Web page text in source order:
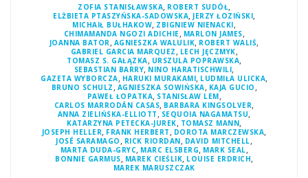
ZOFIA STANISŁAWSKA, ROBERT SUDÓŁ,
ELŻBIETA PTASZYŃSKA-SADOWSKA, JERZY ŁOZIŃSKI,
MICHAIŁ BUŁHAKOW, ZBIGNIEW NIENACKI,
CHIMAMANDA NGOZI ADICHIE, MARLON JAMES,
JOANNA BATOR, AGNIESZKA WALULIK, ROBERT WALIŚ,
GABRIEL GARCIA MARQUEZ , LECH JĘCZMYK,
TOMASZ S. GAŁĄZKA, URSZULA POPRAWSKA,
SEBASTIAN BARRY, NINO HARATISCHWILI,
GAZETA WYBORCZA, HARUKI MURAKAMI, LUDMIŁA ULICKA,
BRUNO SCHULZ , AGNIESZKA SOWIŃSKA, KAJA GUCIO ,
PAWEŁ ŁOPATKA, STANISŁAW LEM,
CARLOS MARRODÁN CASAS, BARBARA KINGSOLVER,
ANNA ZIELIŃSKA-ELLIOTT , SEQUOIA NAGAMATSU,
KATARZYNA PETECKA-JUREK, TOMASZ MANN,
JOSEPH HELLER, FRANK HERBERT , DOROTA MARCZEWSKA,
JOSÉ SARAMAGO , RICK RIORDAN, DAVID MITCHELL,
MARTA DUDA-GRYC, MARC ELSBERG, MARK SEAL,
BONNIE GARMUS, MAREK CIEŚLIK, LOUISE ERDRICH,
MAREK MARUSZCZAK